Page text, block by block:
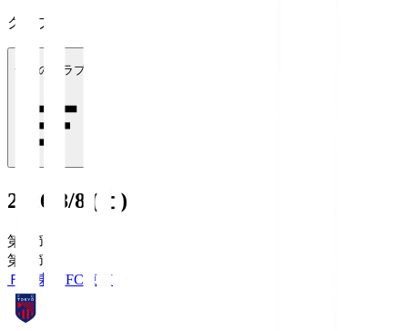
クラブ
全てのクラブ
2026/8/8 (土)
第1節
第1節
ＦＣ東京FC東京